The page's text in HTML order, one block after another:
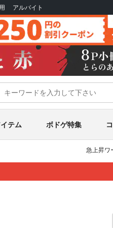
アルバイト
テム ボドゲ特集
急上昇ワ